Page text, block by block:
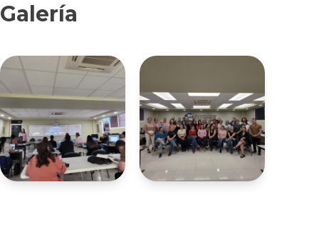
Galería